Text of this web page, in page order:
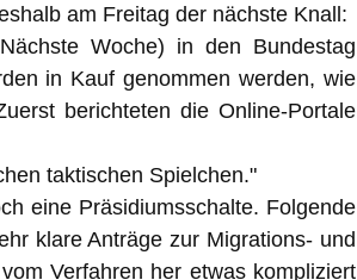
am Freitag der nächste Knall:
Woche) in den Bundestag
in Kauf genommen werden, wie
berichteten die Online-Portale
taktischen Spielchen."
eine Präsidiumsschalte. Folgende
klare Anträge zur Migrations- und
Verfahren her etwas kompliziert